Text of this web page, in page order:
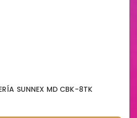
SUNNEX MD CBK-8TK